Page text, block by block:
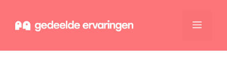
naar
Menu